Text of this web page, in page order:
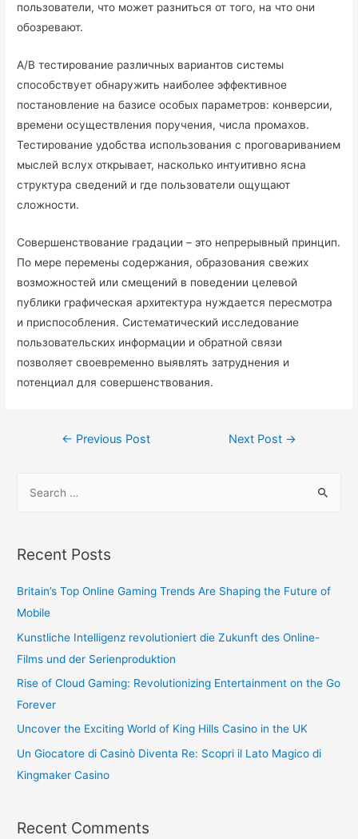
пользователи, что может разниться от того, на что они
обозревают.
A/B тестирование различных вариантов системы
способствует обнаружить наиболее эффективное
постановление на базисе особых параметров: конверсии,
времени осуществления поручения, числа промахов.
Тестирование удобства использования с проговариванием
мыслей вслух открывает, насколько интуитивно ясна
структура сведений и где пользователи ощущают
сложности.
Совершенствование градации – это непрерывный принцип.
По мере перемены содержания, образования свежих
возможностей или смещений в поведении целевой
публики графическая архитектура нуждается пересмотра
и приспособления. Систематический исследование
пользовательских информации и обратной связи
позволяет своевременно выявлять затруднения и
потенциал для совершенствования.
← Previous Post Next Post →
Recent Posts
Britain’s Top Online Gaming Trends Are Shaping the Future of
Mobile
Kunstliche Intelligenz revolutioniert die Zukunft des Online-
Films und der Serienproduktion
Rise of Cloud Gaming: Revolutionizing Entertainment on the Go
Forever
Uncover the Exciting World of King Hills Casino in the UK
Un Giocatore di Casinò Diventa Re: Scopri il Lato Magico di
Kingmaker Casino
Recent Comments